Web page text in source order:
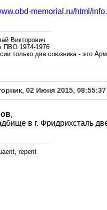
memorial.ru/html/
Викторович
ПВО 1974-1976
только два союзника - это
02 Июня 2015,
,
в г. Фридрихсталь
reperit